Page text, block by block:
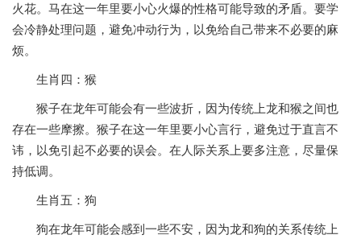
火花。马在这一年里要小心火爆的性格可能导致的矛盾。要学
会冷静处理问题，避免冲动行为，以免给自己带来不必要的麻
烦。
生肖四：猴
猴子在龙年可能会有一些波折，因为传统上龙和猴之间也
存在一些摩擦。猴子在这一年里要小心言行，避免过于直言不
讳，以免引起不必要的误会。在人际关系上要多注意，尽量保
持低调。
生肖五：狗
狗在龙年可能会感到一些不安，因为龙和狗的关系传统上